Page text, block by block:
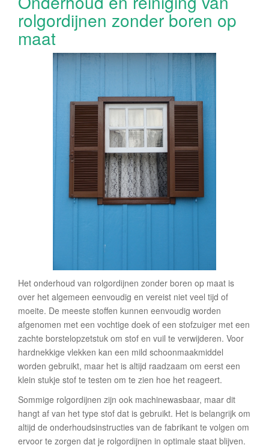
rolgordijnen zonder boren op
maat
Het onderhoud van rolgordijnen zonder boren op maat is
over het algemeen eenvoudig en vereist niet veel tijd of
moeite. De meeste stoffen kunnen eenvoudig worden
afgenomen met een vochtige doek of een stofzuiger met een
zachte borstelopzetstuk om stof en vuil te verwijderen. Voor
hardnekkige vlekken kan een mild schoonmaakmiddel
worden gebruikt, maar het is altijd raadzaam om eerst een
klein stukje stof te testen om te zien hoe het reageert.
Sommige rolgordijnen zijn ook machinewasbaar, maar dit
hangt af van het type stof dat is gebruikt. Het is belangrijk om
altijd de onderhoudsinstructies van de fabrikant te volgen om
ervoor te zorgen dat je rolgordijnen in optimale staat blijven.